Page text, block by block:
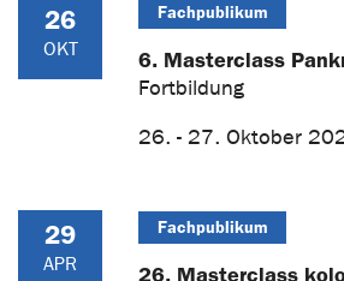
26
OKT
Fachpublikum
6. Masterclass
Fortbildung
26. - 27. Oktober
29
APR
Fachpublikum
26. Masterclass